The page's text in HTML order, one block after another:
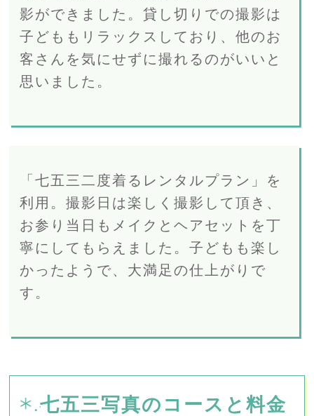
影ができました。貸し切りでの撮影は
子どももリラックスしており、他のお
客さんを気にせずに撮れるのがいいと
思いました。
「七五三二度着るレンタルプラン」を
利用。撮影日は楽しく撮影して頂き、
お参り当日もメイクとヘアセットを丁
寧にしてもらえました。子どもも楽し
かったようで、大満足の仕上がりで
す。
七五三写真のコースと料金